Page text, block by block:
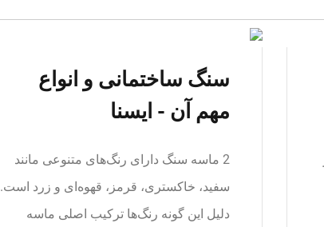
سنگ ساختمانی و انواع
مهم آن - ایسنا
2 ماسه سنگ دارای رنگ‌های متنوعی مانند
سفید، خاکستری، قرمز، قهوه‌ای و زرد است.
دلیل این گونه رنگ‌ها ترکیب اصلی ماسه